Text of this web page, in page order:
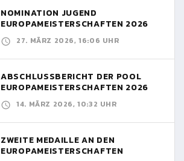
NOMINATION JUGEND
EUROPAMEISTERSCHAFTEN 2026
27. MÄRZ 2026, 16:06 UHR
ABSCHLUSSBERICHT DER POOL
EUROPAMEISTERSCHAFTEN 2026
14. MÄRZ 2026, 10:32 UHR
ZWEITE MEDAILLE AN DEN
EUROPAMEISTERSCHAFTEN